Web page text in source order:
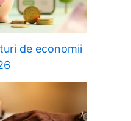
de economii